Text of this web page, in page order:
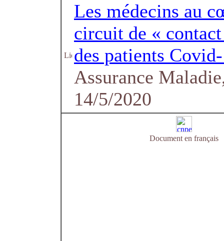
Les médecins au
circuit de «
des patients
Assurance
14/5/2020
Document en français